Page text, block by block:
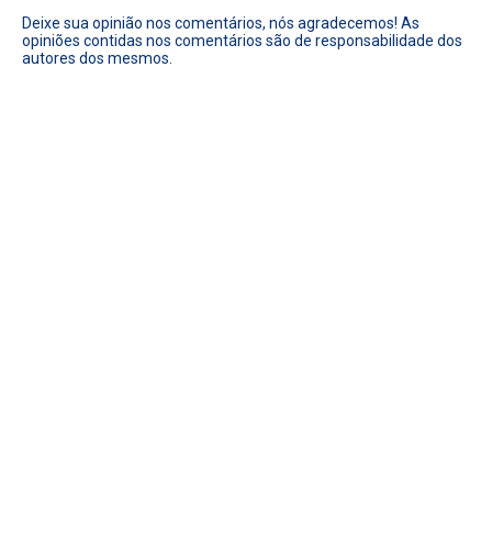
Deixe sua opinião nos comentários, nós agradecemos! As
opiniões contidas nos comentários são de responsabilidade dos
autores dos mesmos.